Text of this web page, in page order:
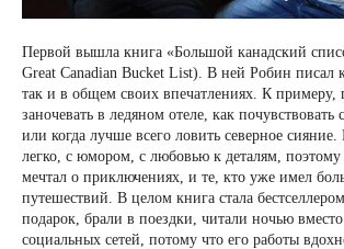
Первой вышла книга «Большой канадский
Great Canadian Bucket List). В ней Робин писал
так и в общем своих впечатлениях. К примеру,
заночевать в ледяном отеле, как почувствовать
или когда лучше всего ловить северное
легко, с юмором, с любовью к деталям, поэтому
мечтал о приключениях, и те, кто уже имел
путешествий. В целом книга стала
подарок, брали в поездки, читали ночью
социальных сетей, потому что его работы